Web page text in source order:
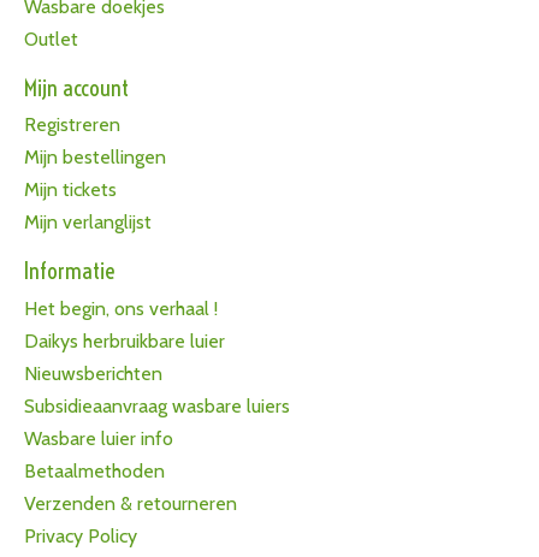
Wasbare doekjes
Outlet
Mijn account
Registreren
Mijn bestellingen
Mijn tickets
Mijn verlanglijst
Informatie
Het begin, ons verhaal !
Daikys herbruikbare luier
Nieuwsberichten
Subsidieaanvraag wasbare luiers
Wasbare luier info
Betaalmethoden
Verzenden & retourneren
Privacy Policy